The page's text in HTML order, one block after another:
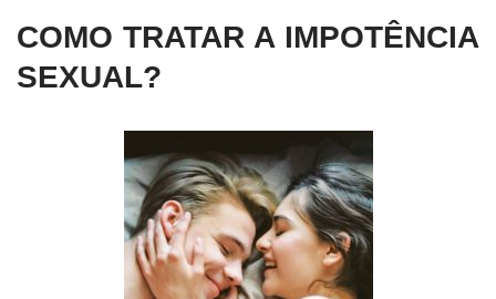
COMO TRATAR A IMPOTÊNCIA
SEXUAL?